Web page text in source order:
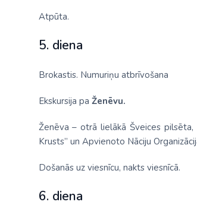
Atpūta.
5. diena
Brokastis. Numuriņu atbrīvošana
Ekskursija pa Ženēvu.
Ženēva – otrā lielākā Šveices pilsēta,
Krusts” un Apvienoto Nāciju
Došanās uz viesnīcu, nakts viesnīcā.
6. diena